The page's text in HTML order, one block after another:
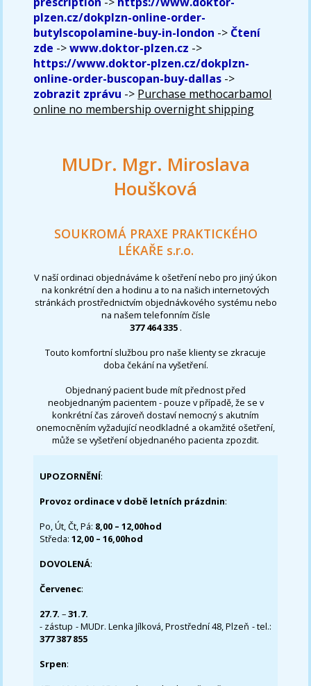
plzen.cz/dokplzn-online-order-
butylscopolamine-buy-in-london -> Čtení
zde ->www.doktor-plzen.cz ->
https://www.doktor-plzen.cz/dokplzn-
online-order-buscopan-buy-dallas ->
zobrazit zprávu -> Purchase methocarbamol
online no membership overnight shipping
MUDr. Mgr. Miroslava
Houšková
SOUKROMÁ PRAXE PRAKTICKÉHO
LÉKAŘE s.r.o.
V naší ordinaci objednáváme k ošetření nebo pro jiný úkon
na konkrétní den a hodinu a to na našich internetových
stránkách prostřednictvím objednávkového systému nebo
na našem telefonním čísle
377 464 335 .
Touto komfortní službou pro naše klienty se zkracuje
doba čekání na vyšetření.
Objednaný pacient bude mít přednost před
neobjednaným pacientem - pouze v případě, že se v
konkrétní čas zároveň dostaví nemocný s akutním
onemocněním vyžadující neodkladné a okamžité ošetření,
může se vyšetření objednaného pacienta zpozdit.
UPOZORNĚNÍ:
Provoz ordinace v době letních prázdnin:
Po, Út, Čt, Pá: 8,00 – 12,00hod
Středa:12,00 – 16,00hod
DOVOLENÁ:
Červenec:
27.7.–31.7.
- zástup - MUDr. Lenka Jílková, Prostřední 48, Plzeň - tel.:
377 387 855
Srpen: